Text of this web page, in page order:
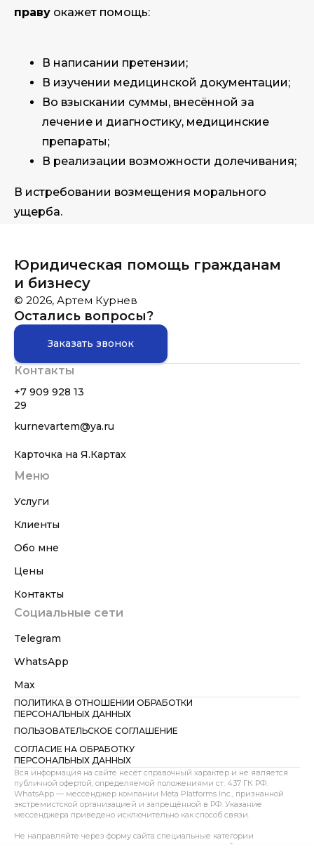
праву окажет помощь:
В написании претензии;
В изучении медицинской документации;
Во взыскании суммы, внесённой за
лечение и диагностику, медицинские
препараты;
В реализации возможности долечивания;
В истребовании возмещения морального
ущерба.
Юридическая помощь гражданам
и бизнесу
© 2026, Артем Курнев
Остались вопросы?
Заказать звонок
Контакты
+7 909 928 13
29
kurnevartem@ya.ru
Карточка на Я.Картах
Меню
Услуги
Клиенты
Обо мне
Цены
Контакты
Социальные сети
Telegram
WhatsApp
Max
ПОЛИТИКА В ОТНОШЕНИИ ОБРАБОТКИ
ПЕРСОНАЛЬНЫХ ДАННЫХ
ПОЛЬЗОВАТЕЛЬСКОЕ СОГЛАШЕНИЕ
СОГЛАСИЕ НА ОБРАБОТКУ
ПЕРСОНАЛЬНЫХ ДАННЫХ
Вся информация на сайте несёт справочный характер и не является
публичной офертой, определяемой положениями ст. 437 ГК РФ.
WhatsApp — мессенджер компании Meta Platforms Inc., признанной
экстремистской организацией и запрещённой в РФ. Указание
мессенджера приведено исключительно как способ связи.
Не направляйте через форму сайта специальные категории
персональных данных, сведения о здоровье, интимной жизни,